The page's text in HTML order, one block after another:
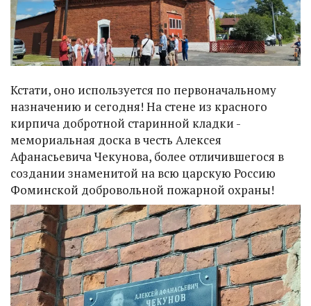
Кстати, оно используется по первоначальному
назначению и сегодня! На стене из красного
кирпича добротной старинной кладки -
мемориальная доска в честь Алексея
Афанасьевича Чекунова, более отличившегося в
создании знаменитой на всю царскую Россию
Фоминской добровольной пожарной охраны!